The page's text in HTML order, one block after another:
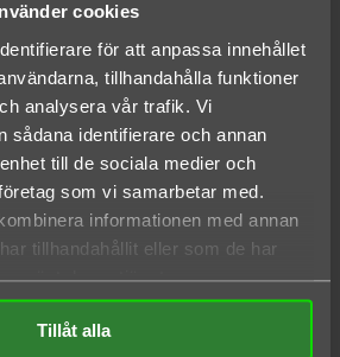
cookies
för att anpassa innehållet
tillhandahålla funktioner
analysera vår trafik. Vi
sådana identifierare och annan
till de sociala medier och
som vi samarbetar med.
informationen med annan
tillhandahållit eller som de har
deras tjänster.
Tillåt alla
F30HD-60hk EFI
EFI